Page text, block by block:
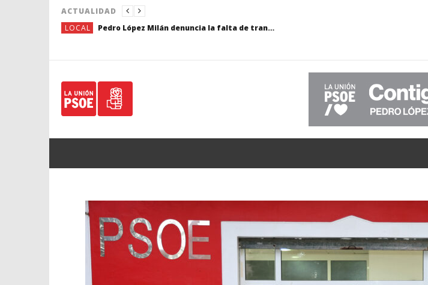
ACTUALIDAD
LOCAL
Pedro López Milán denuncia la falta de transparencia de PP-VOX sobre la verdadera situación económica del Ayuntamiento